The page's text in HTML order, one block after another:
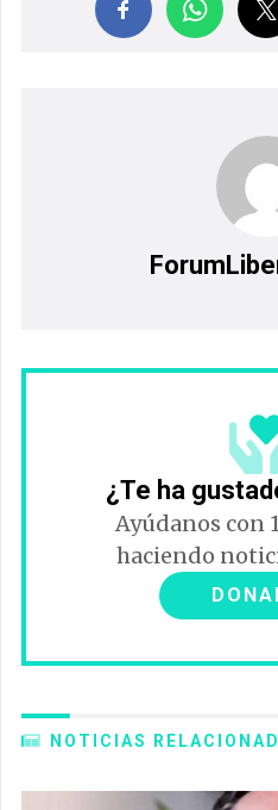
¿Te ha
Ayúdanos con
haciendo
NOTICIAS